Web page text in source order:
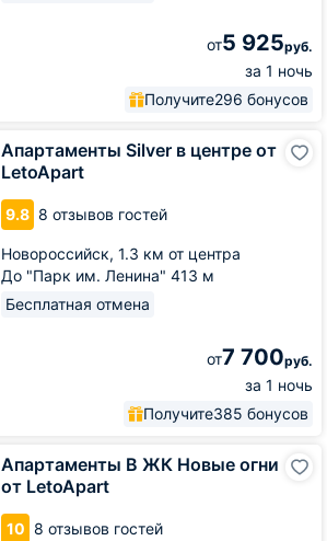
от5 925руб.
за 1 ночь
Получите296 бонусов
Апартаменты Silver в центре от
LetoApart
9.8 8 отзывов гостей
Новороссийск, 1.3 км от центра
До "Парк им. Ленина" 413 м
Бесплатная отмена
от7 700руб.
за 1 ночь
Получите385 бонусов
Апартаменты В ЖК Новые огни
от LetoApart
10 8 отзывов гостей